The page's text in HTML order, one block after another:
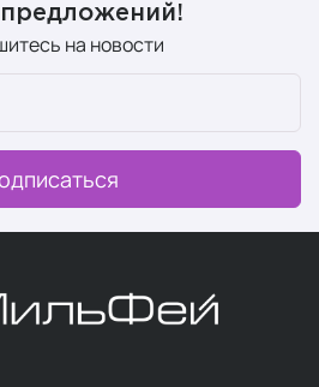
на новости